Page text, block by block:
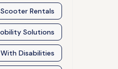
Rentals
Solutions
Disabilities